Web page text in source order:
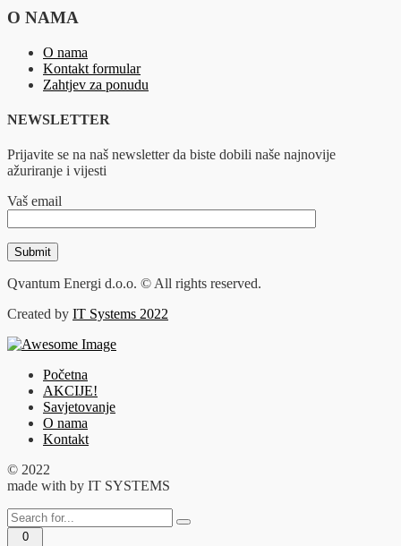
O NAMA
O nama
Kontakt formular
Zahtjev za ponudu
NEWSLETTER
Prijavite se na naš newsletter da biste dobili naše najnovije
ažuriranje i vijesti
Vaš email
Qvantum Energi d.o.o. © All rights reserved.
Created by IT Systems 2022
Početna
AKCIJE!
Savjetovanje
O nama
Kontakt
© 2022
made with by IT SYSTEMS
0